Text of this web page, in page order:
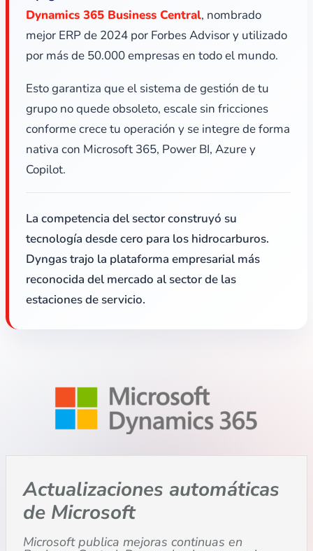
Dynamics 365 Business Central, nombrado
mejor ERP de 2024 por Forbes Advisor y utilizado
por más de 50.000 empresas en todo el mundo.
Esto garantiza que el sistema de gestión de tu
grupo no quede obsoleto, escale sin fricciones
conforme crece tu operación y se integre de forma
nativa con Microsoft 365, Power BI, Azure y
Copilot.
La competencia del sector construyó su
tecnología desde cero para los hidrocarburos.
Dyngas trajo la plataforma empresarial más
reconocida del mercado al sector de las
estaciones de servicio.
Actualizaciones automáticas
de Microsoft
Microsoft publica mejoras continuas en